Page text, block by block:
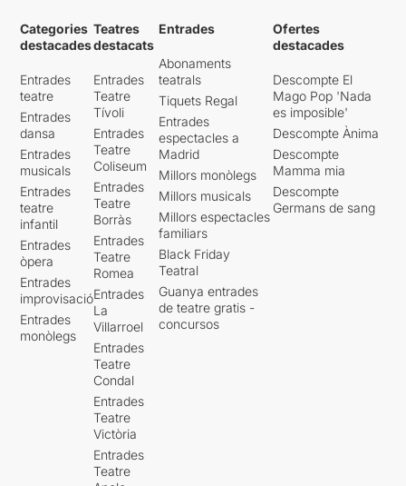
Categories
destacades
Entrades
teatre
Entrades
dansa
Entrades
musicals
Entrades
teatre
infantil
Entrades
òpera
Entrades
improvisació
Entrades
monòlegs
Teatres
destacats
Entrades
Teatre
Tívoli
Entrades
Teatre
Coliseum
Entrades
Teatre
Borràs
Entrades
Teatre
Romea
Entrades
La
Villarroel
Entrades
Teatre
Condal
Entrades
Teatre
Victòria
Entrades
Teatre
Entrades
Abonaments
teatrals
Tiquets Regal
Entrades
espectacles a
Madrid
Millors monòlegs
Millors musicals
Millors espectacles
familiars
Black Friday
Teatral
Guanya entrades
de teatre gratis -
concursos
Ofertes
destacades
Descompte El
Mago Pop 'Nada
es imposible'
Descompte Ànima
Descompte
Mamma mia
Descompte
Germans de sang